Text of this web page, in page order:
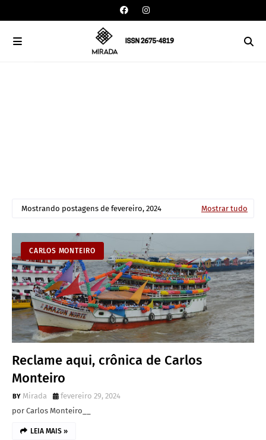
Mostrando postagens de fevereiro, 2024 Mostrar tudo
CARLOS MONTEIRO
Reclame aqui, crônica de Carlos
Monteiro
Mirada
fevereiro 29, 2024
por Carlos Monteiro__
LEIA MAIS »